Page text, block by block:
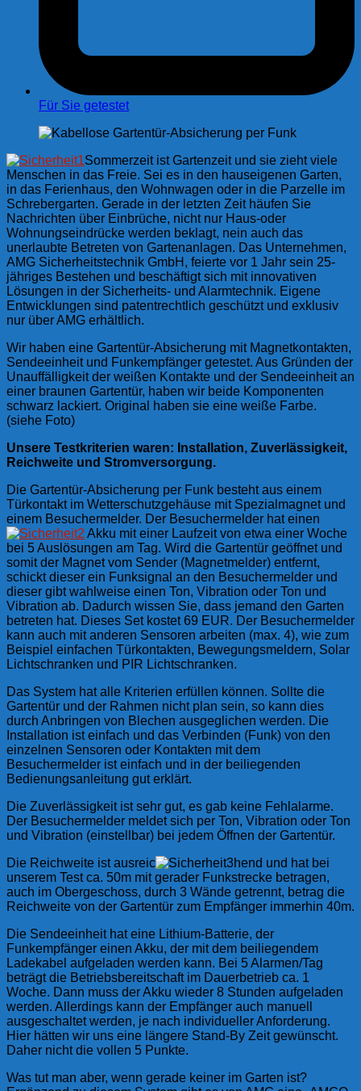
Für Sie getestet
Sommerzeit ist Gartenzeit und sie zieht viele
Menschen in das Freie. Sei es in den hauseigenen Garten,
in das Ferienhaus, den Wohnwagen oder in die Parzelle im
Schrebergarten. Gerade in der letzten Zeit häufen Sie
Nachrichten über Einbrüche, nicht nur Haus-oder
Wohnungseindrücke werden beklagt, nein auch das
unerlaubte Betreten von Gartenanlagen. Das Unternehmen,
AMG Sicherheitstechnik GmbH, feierte vor 1 Jahr sein 25-
jähriges Bestehen und beschäftigt sich mit innovativen
Lösungen in der Sicherheits- und Alarmtechnik. Eigene
Entwicklungen sind patentrechtlich geschützt und exklusiv
nur über AMG erhältlich.
Wir haben eine Gartentür-Absicherung mit Magnetkontakten,
Sendeeinheit und Funkempfänger getestet. Aus Gründen der
Unauffälligkeit der weißen Kontakte und der Sendeeinheit an
einer braunen Gartentür, haben wir beide Komponenten
schwarz lackiert. Original haben sie eine weiße Farbe.
(siehe Foto)
Unsere Testkriterien waren: Installation, Zuverlässigkeit,
Reichweite und Stromversorgung.
Die Gartentür-Absicherung per Funk besteht aus einem
Türkontakt im Wetterschutzgehäuse mit Spezialmagnet und
einem Besuchermelder. Der Besuchermelder hat einen
Akku mit einer Laufzeit von etwa einer Woche
bei 5 Auslösungen am Tag. Wird die Gartentür geöffnet und
somit der Magnet vom Sender (Magnetmelder) entfernt,
schickt dieser ein Funksignal an den Besuchermelder und
dieser gibt wahlweise einen Ton, Vibration oder Ton und
Vibration ab. Dadurch wissen Sie, dass jemand den Garten
betreten hat. Dieses Set kostet 69 EUR. Der Besuchermelder
kann auch mit anderen Sensoren arbeiten (max. 4), wie zum
Beispiel einfachen Türkontakten, Bewegungsmeldern, Solar
Lichtschranken und PIR Lichtschranken.
Das System hat alle Kriterien erfüllen können. Sollte die
Gartentür und der Rahmen nicht plan sein, so kann dies
durch Anbringen von Blechen ausgeglichen werden. Die
Installation ist einfach und das Verbinden (Funk) von den
einzelnen Sensoren oder Kontakten mit dem
Besuchermelder ist einfach und in der beiliegenden
Bedienungsanleitung gut erklärt.
Die Zuverlässigkeit ist sehr gut, es gab keine Fehlalarme.
Der Besuchermelder meldet sich per Ton, Vibration oder Ton
und Vibration (einstellbar) bei jedem Öffnen der Gartentür.
Die Reichweite ist ausreic
hend und hat bei
unserem Test ca. 50m mit gerader Funkstrecke betragen,
auch im Obergeschoss, durch 3 Wände getrennt, betrag die
Reichweite von der Gartentür zum Empfänger immerhin 40m.
Die Sendeeinheit hat eine Lithium-Batterie, der
Funkempfänger einen Akku, der mit dem beiliegendem
Ladekabel aufgeladen werden kann. Bei 5 Alarmen/Tag
beträgt die Betriebsbereitschaft im Dauerbetrieb ca. 1
Woche. Dann muss der Akku wieder 8 Stunden aufgeladen
werden. Allerdings kann der Empfänger auch manuell
ausgeschaltet werden, je nach individueller Anforderung.
Hier hätten wir uns eine längere Stand-By Zeit gewünscht.
Daher nicht die vollen 5 Punkte.
Was tut man aber, wenn gerade keiner im Garten ist?